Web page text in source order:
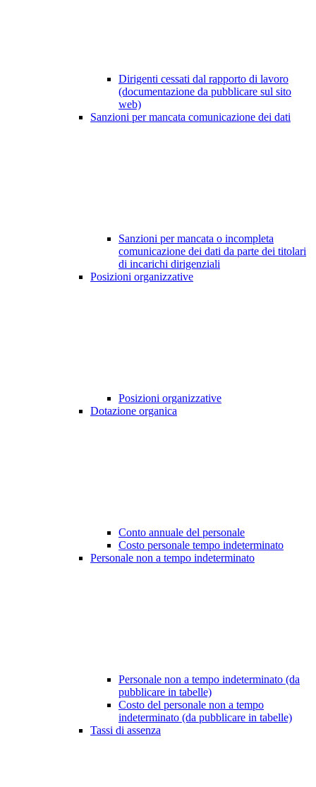
Dirigenti cessati dal rapporto di lavoro
(documentazione da pubblicare sul sito
web)
Sanzioni per mancata comunicazione dei dati
Sanzioni per mancata o incompleta
comunicazione dei dati da parte dei titolari
di incarichi dirigenziali
Posizioni organizzative
Posizioni organizzative
Dotazione organica
Conto annuale del personale
Costo personale tempo indeterminato
Personale non a tempo indeterminato
Personale non a tempo indeterminato (da
pubblicare in tabelle)
Costo del personale non a tempo
indeterminato (da pubblicare in tabelle)
Tassi di assenza